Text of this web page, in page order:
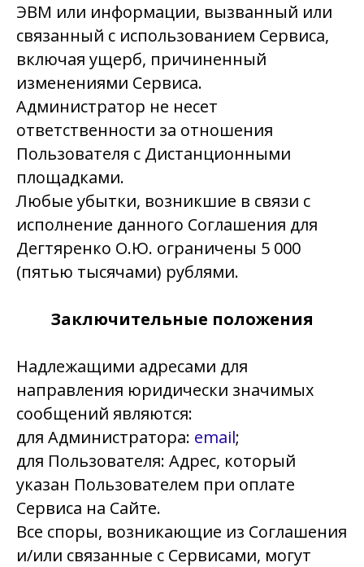
ЭВМ или информации, вызванный или
связанный с использованием Сервиса,
включая ущерб, причиненный
изменениями Сервиса.
Администратор не несет
ответственности за отношения
Пользователя с Дистанционными
площадками.
Любые убытки, возникшие в связи с
исполнение данного Соглашения для
Дегтяренко О.Ю. ограничены 5 000
(пятью тысячами) рублями.
Заключительные положения
Надлежащими адресами для
направления юридически значимых
сообщений являются:
для Администратора: email;
для Пользователя: Адрес, который
указан Пользователем при оплате
Сервиса на Сайте.
Все споры, возникающие из Соглашения
и/или связанные с Сервисами, могут